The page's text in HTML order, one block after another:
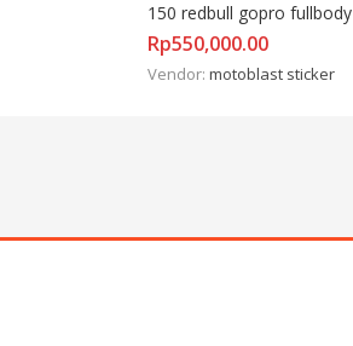
150 redbull gopro fullbody
motoblast
Rp550,000.00
Vendor: motoblast sticker